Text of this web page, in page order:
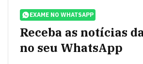
EXAME NO WHATSAPP
Receba as notícias
no seu WhatsApp